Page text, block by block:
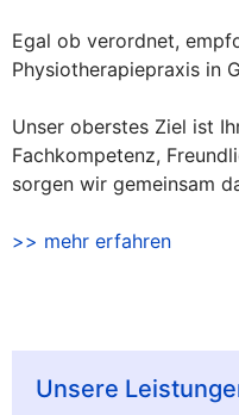
Egal ob verordnet,
Physiotherapiepraxis in
Unser oberstes Ziel ist
Fachkompetenz,
sorgen wir gemeinsam
>> mehr erfahren
Unsere